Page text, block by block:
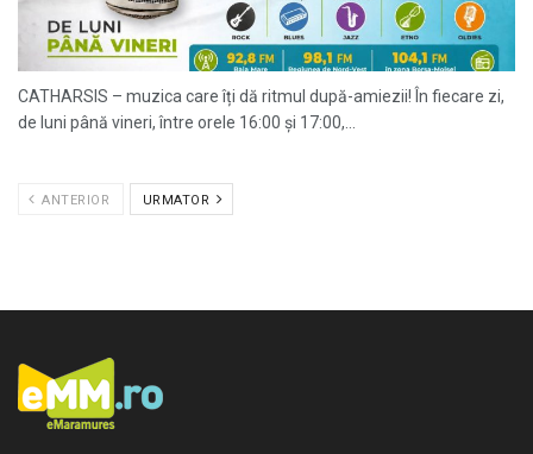
CATHARSIS – muzica care îți dă ritmul după-amiezii! În fiecare zi,
de luni până vineri, între orele 16:00 și 17:00,...
ANTERIOR URMATOR